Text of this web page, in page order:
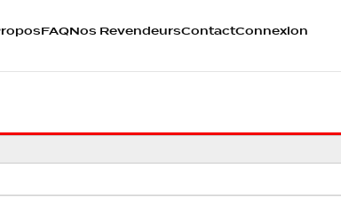
FAQNos RevendeursContactConnexion